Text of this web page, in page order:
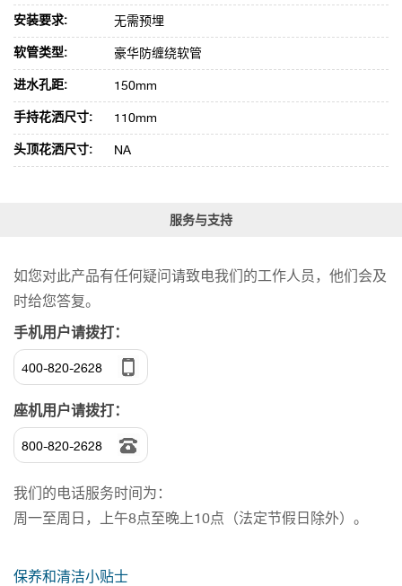
安装要求: 无需预埋
软管类型: 豪华防缠绕软管
进水孔距: 150mm
手持花洒尺寸: 110mm
头顶花洒尺寸: NA
服务与支持
如您对此产品有任何疑问请致电我们的工作人员，他们会及
时给您答复。
手机用户请拨打：
400-820-2628
座机用户请拨打：
800-820-2628
我们的电话服务时间为：
周一至周日，上午8点至晚上10点（法定节假日除外）。
保养和清洁小贴士